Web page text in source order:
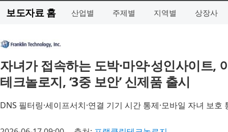
보도자료 홈 산업별 주제별 지역별 상장사
자녀가 접속하는 도박·마약·성인사이트
테크놀로지, ‘3중 보안’ 신제품 출시
DNS 필터링·세이프서치·연결 기기 시간 통제·모바일 자녀 보